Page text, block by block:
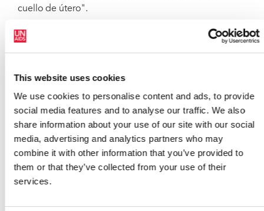
This website uses cookies
We use cookies to personalise content and ads, to provide
social media features and to analyse our traffic. We also
share information about your use of our site with our social
media, advertising and analytics partners who may
combine it with other information that you’ve provided to
them or that they’ve collected from your use of their
services.
cuello de útero".
La iniciativa Cinta Rosa Cinta Roja es una colaboración
innovadora que aprovecha las inversiones públicas y
de cuello uterino - dos de las principales causas de
Subsaharina y América Latina. La iniciativa Cinta Rosa
Cinta Roja trabaja para ampliar la disponibilidad de las
pruebas de detección del cáncer de cuello de útero,
el tratamiento y la formación sobre el cuidado de los
pechos, especialmente para las mujeres que viven con
el VIH. Los socios fundadores son el Instituto George